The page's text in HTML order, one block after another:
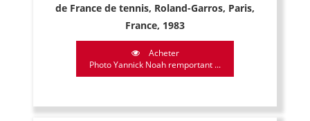
de France de tennis, Roland-Garros, Paris,
France, 1983
Acheter
Photo Yannick Noah remportant ...